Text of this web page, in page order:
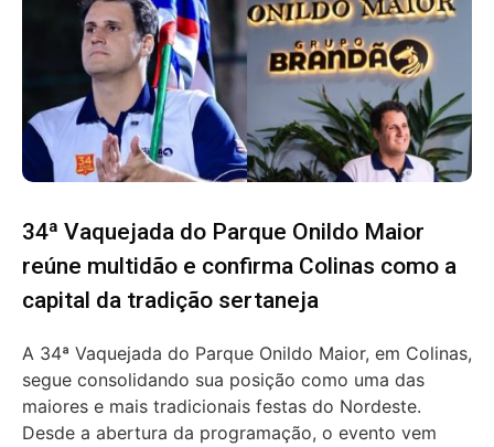
34ª Vaquejada do Parque Onildo Maior
reúne multidão e confirma Colinas como a
capital da tradição sertaneja
A 34ª Vaquejada do Parque Onildo Maior, em Colinas,
segue consolidando sua posição como uma das
maiores e mais tradicionais festas do Nordeste.
Desde a abertura da programação, o evento vem